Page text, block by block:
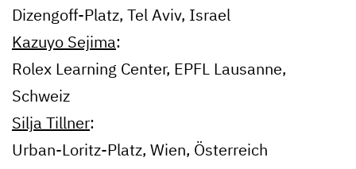
Dizengoff-Platz, Tel Aviv, Israel
Kazuyo Sejima:
Rolex Learning Center, EPFL Lausanne,
Schweiz
Silja Tillner:
Urban-Loritz-Platz, Wien, Österreich